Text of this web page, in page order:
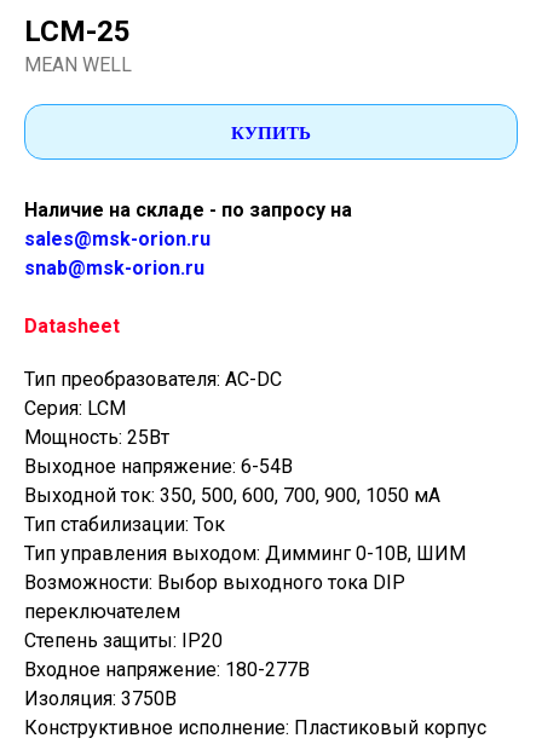
LCM-25
MEAN WELL
КУПИТЬ
Наличие на складе - по запросу на
sales@msk-orion.ru
snab@msk-orion.ru
Datasheet
Тип преобразователя: AC-DC
Серия: LCM
Мощность: 25Вт
Выходное напряжение: 6-54В
Выходной ток: 350, 500, 600, 700, 900, 1050 мА
Тип стабилизации: Ток
Тип управления выходом: Димминг 0-10В, ШИМ
Возможности: Выбор выходного тока DIP
переключателем
Степень защиты: IP20
Входное напряжение: 180-277В
Изоляция: 3750В
Конструктивное исполнение: Пластиковый корпус